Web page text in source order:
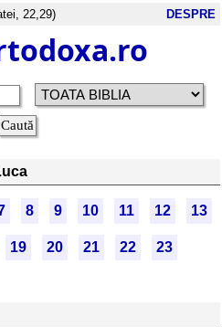
22,29) DESPRE
8 9 10 11 12 13
19 20 21 22 23